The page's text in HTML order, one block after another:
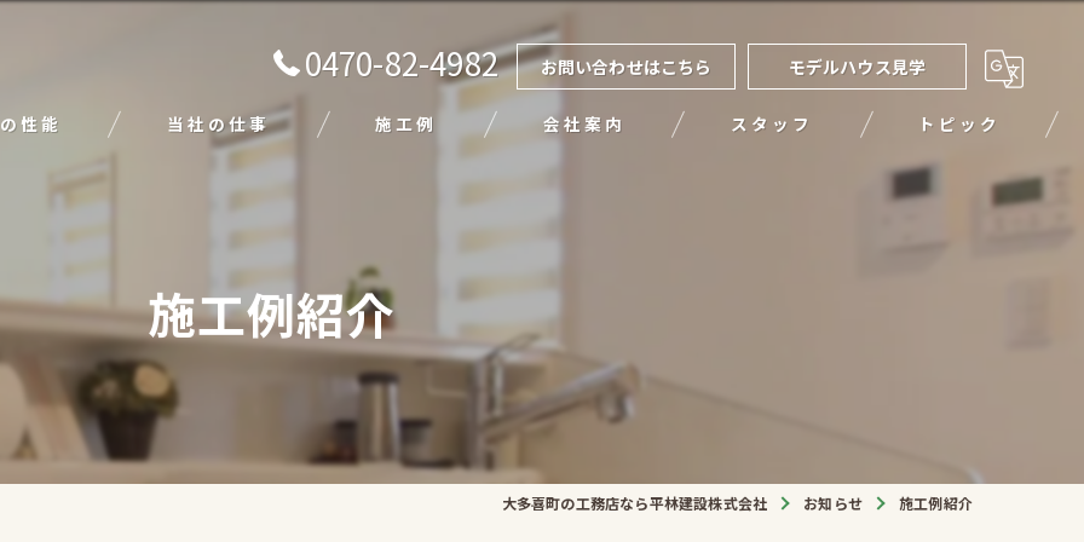
0470-82-4982 お問い合わせはこちら モデルハウス見学
性能 当社の仕事
エクステリア
外壁塗装
平屋
施工例 会社案内 スタッフ トピック
施工例紹介
大多喜町の工務店なら平林建設株式会社 お知らせ 施工例紹介